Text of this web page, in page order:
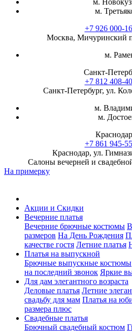
м.
+7 926 000-
Москва, Мичуринский
м.
Санкт-
+7 812 408-
Санкт-Петербург, ул.
м.
м.
Краснодар
+7 861 945-
Краснодар, ул.
Салоны вечерней и
На примерку
Акции и Скидки
Вечерние платья
Вечерние брючные костюмы
размеров На День Рождения
качестве гостя Летние платья
Платья на выпускной
Брючные выпускные костюмы
на последний звонок Яркие
Для дам элегантного возраста
Деловые платья Летние
свадьбу для мам Платья на
размера плюс
Свадебные платья
Брючный свадебный костюм